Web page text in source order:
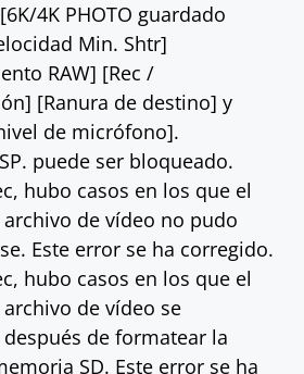
4K PHOTO guardado
Min. Shtr]
RAW] [Rec /
[Ranura de destino] y
de micrófono].
puede ser bloqueado.
hubo casos en los que el
de vídeo no pudo
Este error se ha corregido.
hubo casos en los que el
de vídeo se
de formatear la
SD. Este error se ha